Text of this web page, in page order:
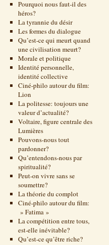
Pourquoi nous faut-il des
héros?
La tyrannie du désir
Les formes du dialogue
Qu’est-ce qui meurt quand
une civilisation meurt?
Morale et politique
Identité personnelle,
identité collective
Ciné-philo autour du film:
Lion
La politesse: toujours une
valeur d’actualité?
Voltaire, figure centrale des
Lumières
Pouvons-nous tout
pardonner?
Qu’entendons-nous par
spiritualité?
Peut-on vivre sans se
soumettre?
La théorie du complot
Ciné-philo autour du film:
» Fatima »
La compétition entre tous,
est-elle inévitable?
Qu’est-ce qu’être riche?